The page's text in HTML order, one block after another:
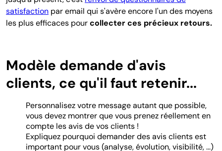
satisfaction par email qui s'avère encore l'un des moyens
les plus efficaces pourcollecter ces précieux retours.
Modèle demande d'avis
clients, ce qu'il faut retenir...
Personnalisez votre message autant que possible,
vous devez montrer que vous prenez réellement en
compte les avis de vos clients !
Expliquez pourquoi demander des avis clients est
important pour vous (analyse, évolution, visibilité, ...)